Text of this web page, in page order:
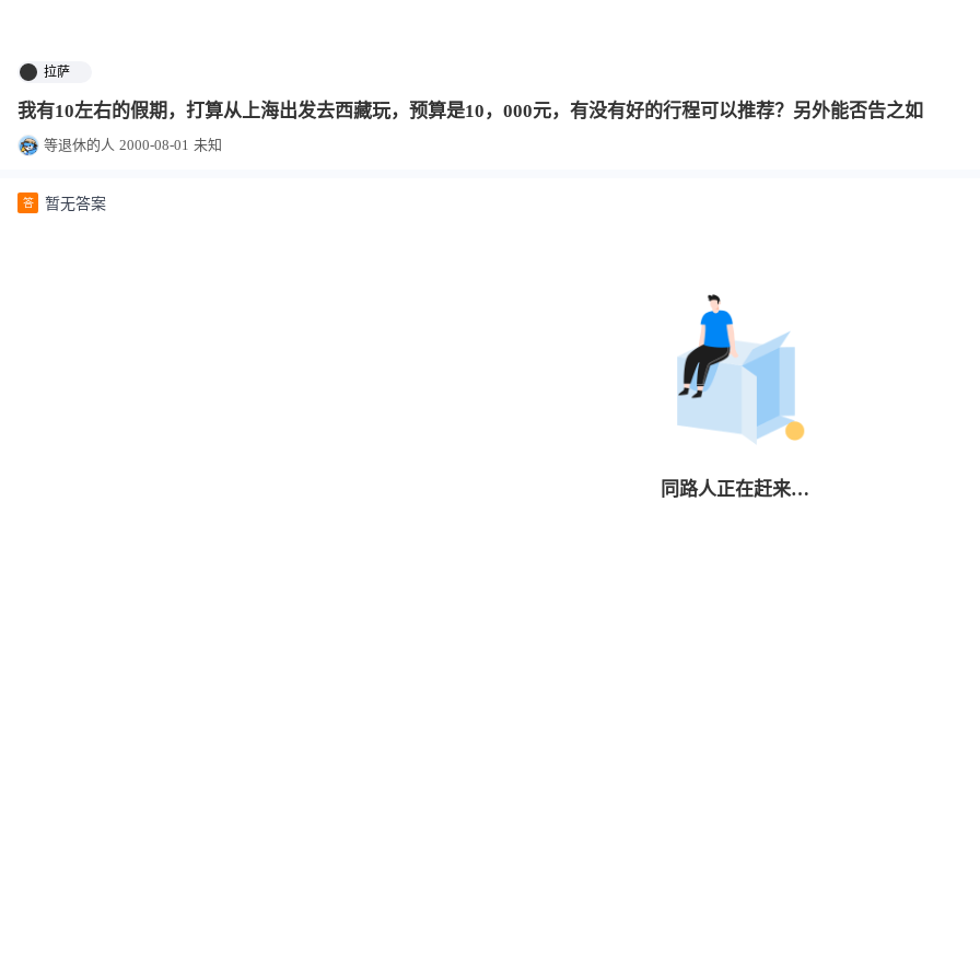
拉萨
我有10左右的假期，打算从上海出发去西藏玩，预算是10，000元，有没有好的行程可以推荐？另外能否告之如
等退休的人 2000-08-01 未知
答 暂无答案
同路人正在赶来…